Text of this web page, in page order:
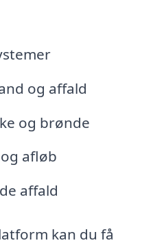
og affald
og brønde
afløb
affald
kan du få